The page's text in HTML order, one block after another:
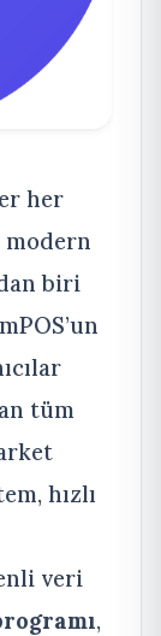
her
modern
biri
tüm
hızlı
veri
,